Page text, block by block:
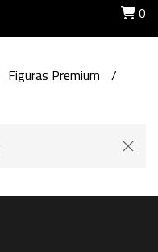
0
Figuras Premium